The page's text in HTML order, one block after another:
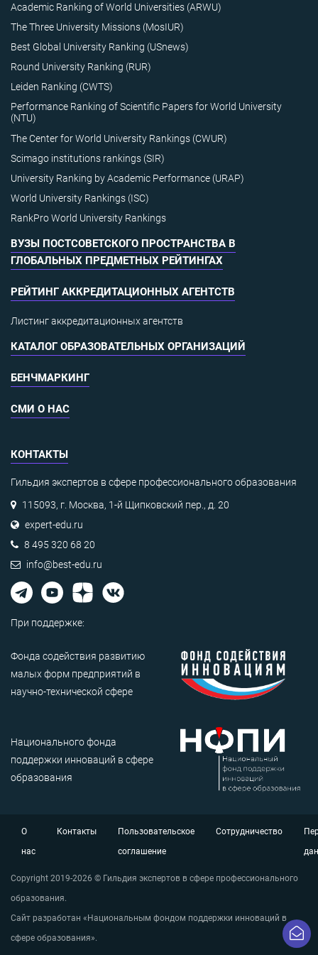
Academic Ranking of World Universities (ARWU)
The Three University Missions (MosIUR)
Best Global University Ranking (USnews)
Round University Ranking (RUR)
Leiden Ranking (CWTS)
Performance Ranking of Scientific Papers for World University
(NTU)
The Center for World University Rankings (CWUR)
Scimago institutions rankings (SIR)
University Ranking by Academic Performance (URAP)
World University Rankings (ISC)
RankPro World University Rankings
ВУЗЫ ПОСТСОВЕТСКОГО ПРОСТРАНСТВА В
ГЛОБАЛЬНЫХ ПРЕДМЕТНЫХ РЕЙТИНГАХ
РЕЙТИНГ АККРЕДИТАЦИОННЫХ АГЕНТСТВ
Листинг аккредитационных агентств
КАТАЛОГ ОБРАЗОВАТЕЛЬНЫХ ОРГАНИЗАЦИЙ
БЕНЧМАРКИНГ
СМИ О НАС
КОНТАКТЫ
Гильдия экспертов в сфере профессионального образования
115093, г. Москва, 1-й Щипковский пер., д. 20
expert-edu.ru
8 495 320 68 20
info@best-edu.ru
При поддержке:
Фонда содействия развитию
малых форм предприятий в
научно-технической сфере
Национального фонда
поддержки инноваций в сфере
образования
Copyright 2019-2026 © Гильдия экспертов в сфере профессионального
образования.
Сайт разработан «Национальным фондом поддержки инноваций в
сфере образования».
О
нас
Контакты
Пользовательское
соглашение
Сотрудничество